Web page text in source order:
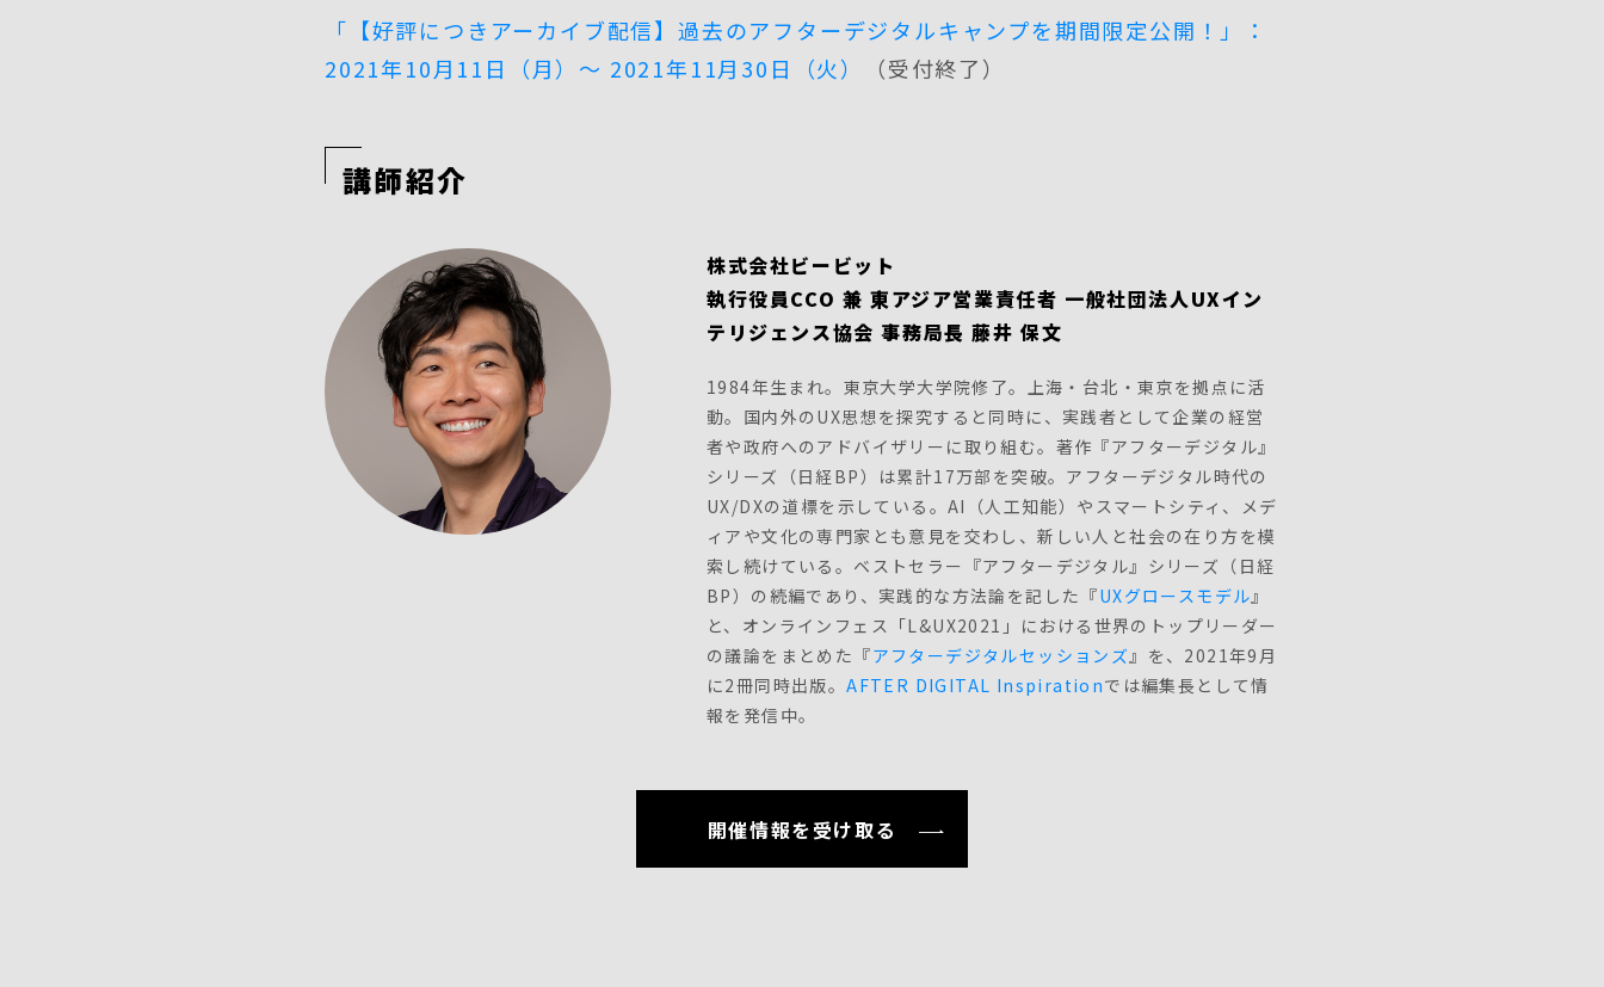
「【好評につきアーカイブ配信】過去のアフターデジタルキャンプを期間限定公開！」：
2021年10月11日（月）～ 2021年11月30日（火）
（受付終了）
講師紹介
株式会社ビービット
執行役員CCO 兼 東アジア営業責任者 一般社団法人UXイン
テリジェンス協会 事務局長 藤井 保文
1984年生まれ。東京大学大学院修了。上海・台北・東京を拠点に活
動。国内外のUX思想を探究すると同時に、実践者として企業の経営
者や政府へのアドバイザリーに取り組む。著作『アフターデジタル』
シリーズ（日経BP）は累計17万部を突破。アフターデジタル時代の
UX/DXの道標を示している。AI（人工知能）やスマートシティ、メデ
ィアや文化の専門家とも意見を交わし、新しい人と社会の在り方を模
索し続けている。ベストセラー『アフターデジタル』シリーズ（日経
BP）の続編であり、実践的な方法論を記した『UXグロースモデル』
と、オンラインフェス「L&UX2021」における世界のトップリーダー
の議論をまとめた『アフターデジタルセッションズ』を、2021年9月
に2冊同時出版。AFTER DIGITAL Inspirationでは編集長として情
報を発信中。
開催情報を受け取る